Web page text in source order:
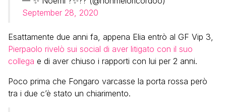
September 28, 2020
Esattamente due anni fa, appena Elia entrò al GF Vip 3,
Pierpaolo rivelò sui social di aver litigato con il suo
collega e di aver chiuso i rapporti con lui per 2 anni.
Poco prima che Fongaro varcasse la porta rossa però
tra i due c’è stato un chiarimento.